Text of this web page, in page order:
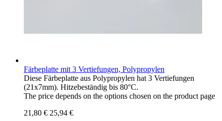
Färbeplatte mit 3 Vertiefungen, Polypropylen
Diese Färbeplatte aus Polypropylen hat 3 Vertiefungen
(21x7mm). Hitzebeständig bis 80°C.
The price depends on the options chosen on the product page
21,80 € 25,94 €